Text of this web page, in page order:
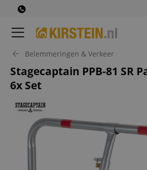
Belemmeringen & Verkeer
Stagecaptain PPB-81 SR
6x Set